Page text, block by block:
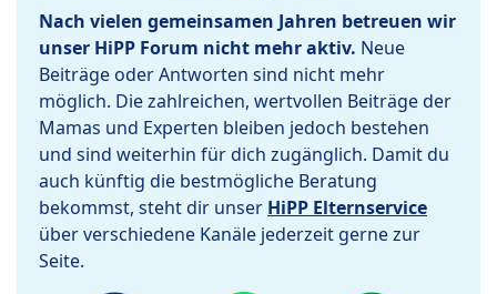
Nach vielen gemeinsamen Jahren betreuen wir
unser HiPP Forum nicht mehr aktiv. Neue
Beiträge oder Antworten sind nicht mehr
möglich. Die zahlreichen, wertvollen Beiträge der
Mamas und Experten bleiben jedoch bestehen
und sind weiterhin für dich zugänglich. Damit du
auch künftig die bestmögliche Beratung
bekommst, steht dir unser HiPP Elternservice
über verschiedene Kanäle jederzeit gerne zur
Seite.